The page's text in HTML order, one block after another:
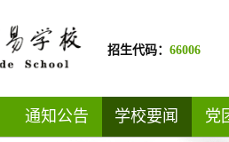
招生代码：66006
通知公告 学校要闻 党